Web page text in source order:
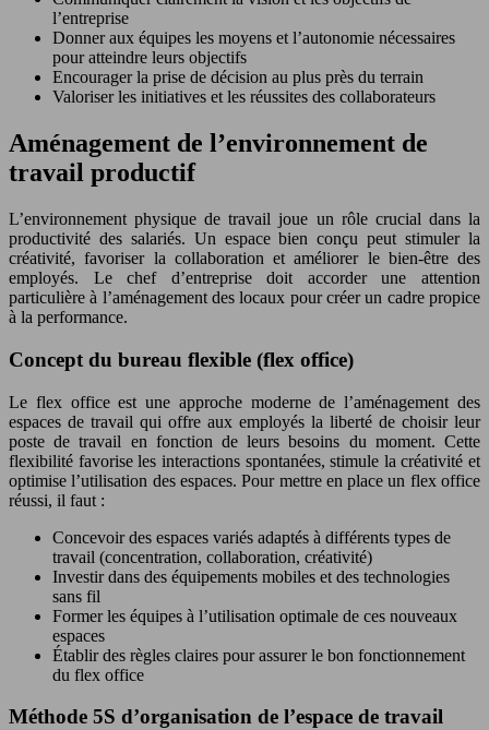
l’entreprise
Donner aux équipes les moyens et l’autonomie nécessaires
pour atteindre leurs objectifs
Encourager la prise de décision au plus près du terrain
Valoriser les initiatives et les réussites des collaborateurs
Aménagement de l’environnement de
travail productif
L’environnement physique de travail joue un rôle crucial dans la
productivité des salariés. Un espace bien conçu peut stimuler la
créativité, favoriser la collaboration et améliorer le bien-être des
employés. Le chef d’entreprise doit accorder une attention
particulière à l’aménagement des locaux pour créer un cadre propice
à la performance.
Concept du bureau flexible (flex office)
Le flex office est une approche moderne de l’aménagement des
espaces de travail qui offre aux employés la liberté de choisir leur
poste de travail en fonction de leurs besoins du moment. Cette
flexibilité favorise les interactions spontanées, stimule la créativité et
optimise l’utilisation des espaces. Pour mettre en place un flex office
réussi, il faut :
Concevoir des espaces variés adaptés à différents types de
travail (concentration, collaboration, créativité)
Investir dans des équipements mobiles et des technologies
sans fil
Former les équipes à l’utilisation optimale de ces nouveaux
espaces
Établir des règles claires pour assurer le bon fonctionnement
du flex office
Méthode 5S d’organisation de l’espace de travail